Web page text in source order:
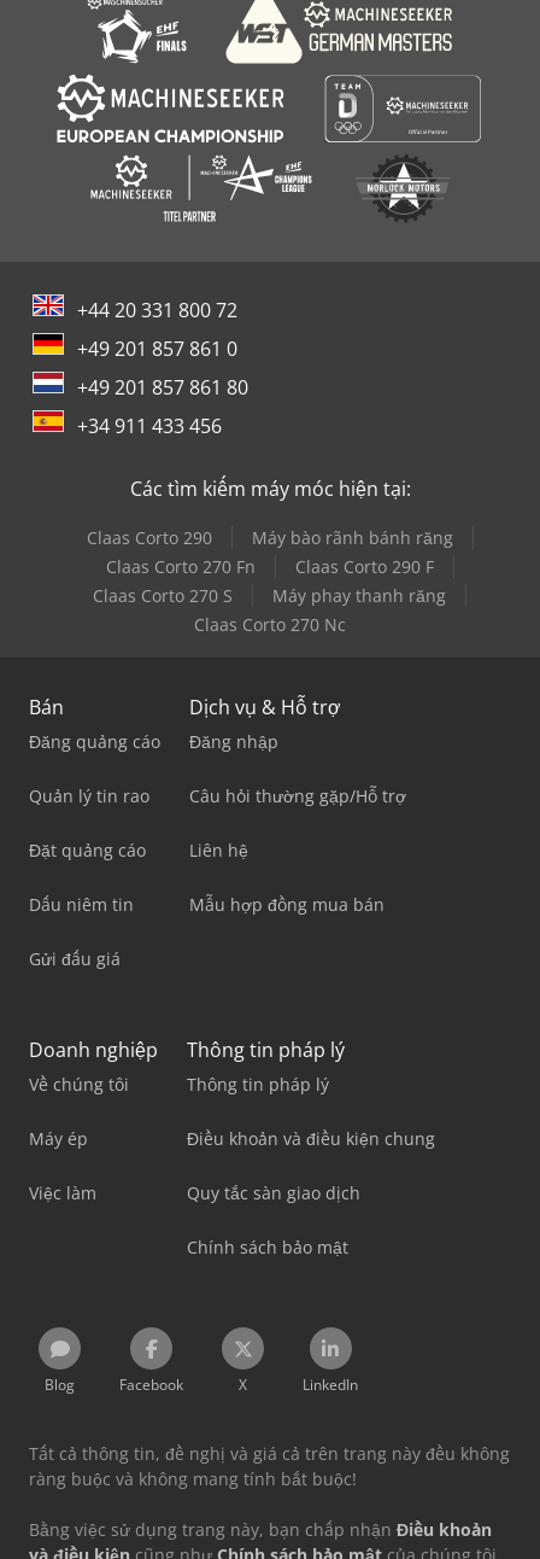
+44 20 331 800 72
+49 201 857 861 0
+49 201 857 861 80
+34 911 433 456
Các tìm kiếm máy móc hiện tại:
Claas Corto 290
Máy bào rãnh bánh răng
Claas Corto 270 Fn
Claas Corto 290 F
Claas Corto 270 S
Máy phay thanh răng
Claas Corto 270 Nc
Bán
Đăng quảng cáo
Quản lý tin rao
Đặt quảng cáo
Dấu niêm tin
Gửi đấu giá
Dịch vụ & Hỗ trợ
Đăng nhập
Câu hỏi thường gặp/Hỗ trợ
Liên hệ
Mẫu hợp đồng mua bán
Doanh nghiệp
Về chúng tôi
Máy ép
Việc làm
Thông tin pháp lý
Thông tin pháp lý
Điều khoản và điều kiện chung
Quy tắc sàn giao dịch
Chính sách bảo mật
Blog Facebook X LinkedIn
Tất cả thông tin, đề nghị và giá cả trên trang này đều không
ràng buộc và không mang tính bắt buộc!
Bằng việc sử dụng trang này, bạn chấp nhận Điều khoản